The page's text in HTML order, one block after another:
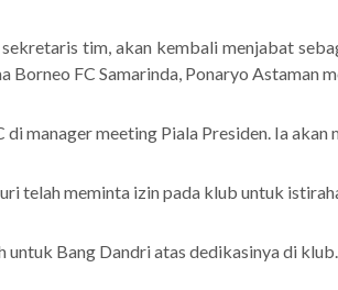
tim, akan kembali menjabat
FC Samarinda, Ponaryo Astaman
di manager meeting Piala Presiden. Ia
telah meminta izin pada klub untuk
untuk Bang Dandri atas dedikasinya di